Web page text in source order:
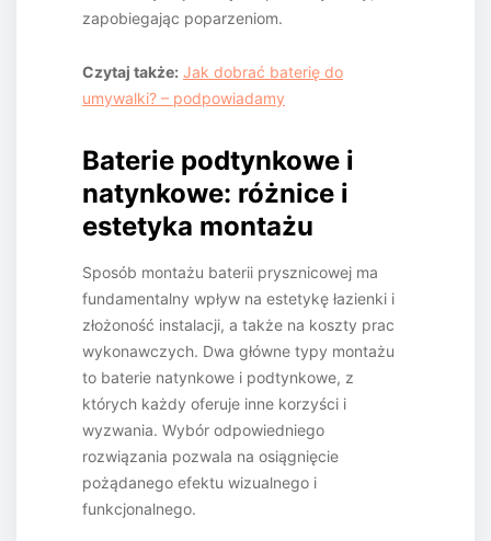
zapobiegając poparzeniom.
Czytaj także: Jak dobrać baterię do
umywalki? – podpowiadamy
Baterie podtynkowe i
natynkowe: różnice i
estetyka montażu
Sposób montażu baterii prysznicowej ma
fundamentalny wpływ na estetykę łazienki i
złożoność instalacji, a także na koszty prac
wykonawczych. Dwa główne typy montażu
to baterie natynkowe i podtynkowe, z
których każdy oferuje inne korzyści i
wyzwania. Wybór odpowiedniego
rozwiązania pozwala na osiągnięcie
pożądanego efektu wizualnego i
funkcjonalnego.